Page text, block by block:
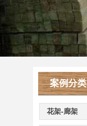
案例分类
花架-廊架